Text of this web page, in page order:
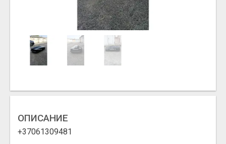
ОПИСАНИЕ
+37061309481